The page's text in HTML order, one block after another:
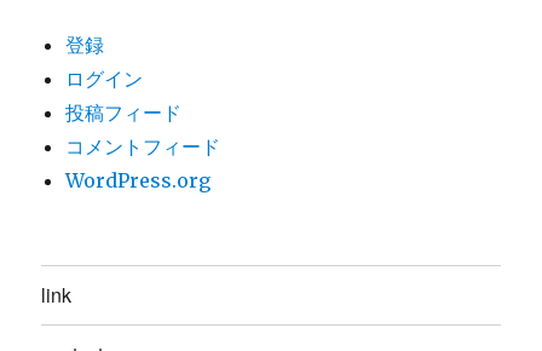
登録
ログイン
投稿フィード
コメントフィード
WordPress.org
link